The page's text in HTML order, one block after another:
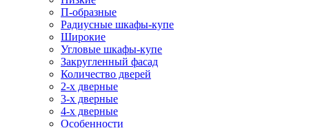
П-образные
Радиусные шкафы-купе
Широкие
Угловые шкафы-купе
Закругленный фасад
Количество дверей
2-х дверные
3-х дверные
4-х дверные
Особенности